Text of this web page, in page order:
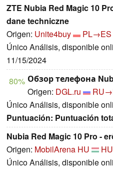
ZTE Nubia Red Magic 10
dane techniczne
Origen: Unite4buy
PL→ES
Único Análisis, disponible
11/15/2024
80% Обзор телефона
Origen: DGL.ru
Único Análisis, disponible
Puntuación: Puntuación
Nubia Red Magic 10 Pro -
Origen: MobilArena HU
Único Análisis, disponible